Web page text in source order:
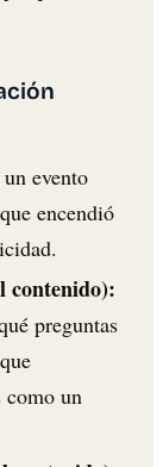
un evento
encendió
contenido):
preguntas
como un